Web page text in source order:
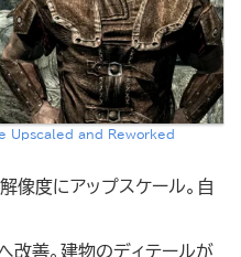
Upscaled and Reworked
解像度にアップスケール。自
改善。建物のディテールが